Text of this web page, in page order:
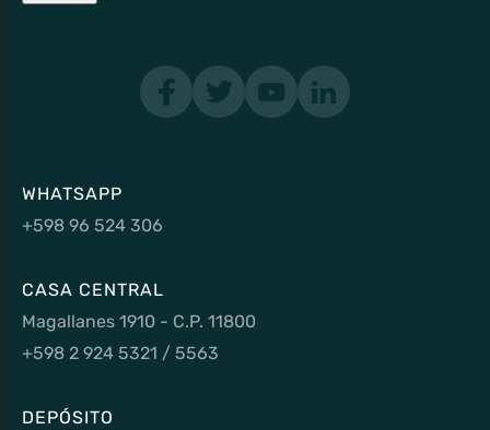
WHATSAPP
+598 96 524 306
CASA CENTRAL
Magallanes 1910 - C.P. 11800
+598 2 924 5321 / 5563
DEPÓSITO